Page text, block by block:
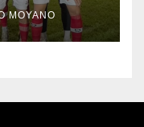
MOYANO